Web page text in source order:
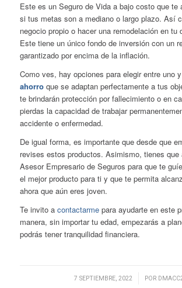
Este es un Seguro de Vida a bajo costo que te
si tus metas son a mediano o largo plazo. Así
negocio propio o hacer una remodelación en tu
Este tiene un único fondo de inversión con un
garantizado por encima de la inflación.
Como ves, hay opciones para elegir entre uno
ahorroque se adaptan perfectamente a tus
te brindarán protección por fallecimiento o en
pierdas la capacidad de trabajar
accidente o enfermedad.
De igual forma, es importante que desde que
revises estos productos. Asimismo, tienes que
Asesor Empresario de Seguros para que te
el mejor producto para ti y que te permita
ahora que aún eres joven.
Te invito a contactarmepara ayudarte en este
manera, sin importar tu edad, empezarás a
podrás tener tranquilidad financiera.
7 SEPTIEMBRE, 2022
/ POR